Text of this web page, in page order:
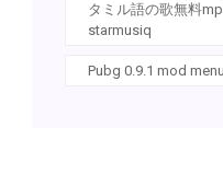
タミル語の歌無料
starmusiq
Pubg 0.9.1 mod